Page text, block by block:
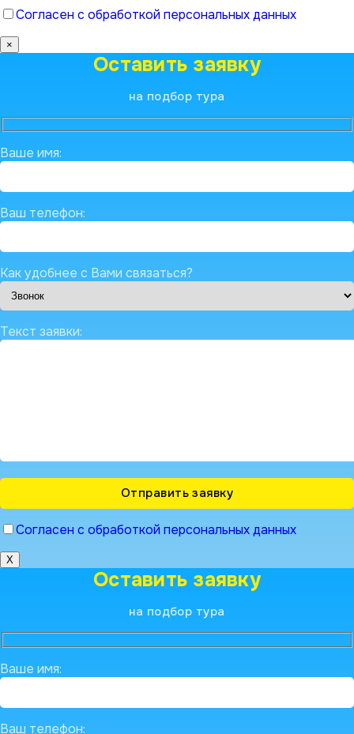
Согласен с обработкой персональных данных
×
Оставить заявку
на подбор тура
Ваше имя:
Ваш телефон:
Как удобнее с Вами связаться?
Текст заявки:
Согласен с обработкой персональных данных
X
Оставить заявку
на подбор тура
Ваше имя:
Ваш телефон: